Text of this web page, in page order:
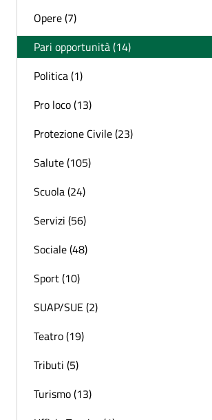
Opere (7)
Pari opportunità (14)
Politica (1)
Pro loco (13)
Protezione Civile (23)
Salute (105)
Scuola (24)
Servizi (56)
Sociale (48)
Sport (10)
SUAP/SUE (2)
Teatro (19)
Tributi (5)
Turismo (13)